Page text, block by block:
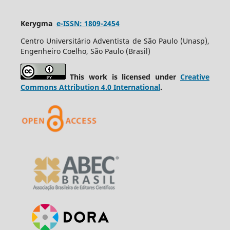
Kerygma e-ISSN: 1809-2454
Centro Universitário Adventista de São Paulo (Unasp),
Engenheiro Coelho, São Paulo (Brasil)
This work is licensed underCreative
Commons Attribution 4.0 International.